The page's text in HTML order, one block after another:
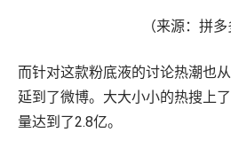
（来源：拼多
而针对这款粉底液的讨论热潮也
延到了微博。大大小小的热搜上
量达到了2.8亿。